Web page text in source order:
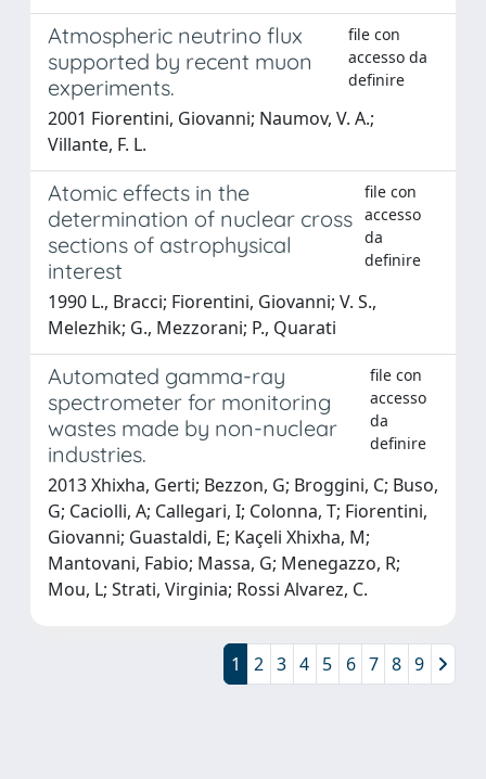
Atmospheric neutrino flux
supported by recent muon
experiments.
file con
accesso da
definire
2001 Fiorentini, Giovanni; Naumov, V. A.;
Villante, F. L.
Atomic effects in the
determination of nuclear cross
sections of astrophysical
interest
file con
accesso
da
definire
1990 L., Bracci; Fiorentini, Giovanni; V. S.,
Melezhik; G., Mezzorani; P., Quarati
Automated gamma-ray
spectrometer for monitoring
wastes made by non-nuclear
industries.
file con
accesso
da
definire
2013 Xhixha, Gerti; Bezzon, G; Broggini, C; Buso,
G; Caciolli, A; Callegari, I; Colonna, T; Fiorentini,
Giovanni; Guastaldi, E; Kaçeli Xhixha, M;
Mantovani, Fabio; Massa, G; Menegazzo, R;
Mou, L; Strati, Virginia; Rossi Alvarez, C.
1 2 3 4 5 6 7 8 9